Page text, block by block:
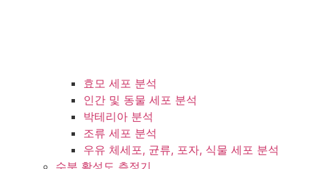
효모 세포 분석
인간 및 동물 세포 분석
박테리아 분석
조류 세포 분석
우유 체세포, 균류, 포자, 식물 세포 분석